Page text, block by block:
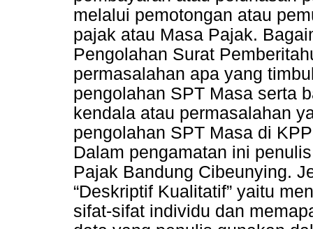
melalui pemotongan atau
pajak atau Masa Pajak.
Pengolahan Surat
permasalahan apa yang
pengolahan SPT Masa serta
kendala atau permasalahan
pengolahan SPT Masa di
Dalam pengamatan ini
Pajak Bandung Cibeunying.
“Deskriptif Kualitatif” yaitu
sifat-sifat individu dan